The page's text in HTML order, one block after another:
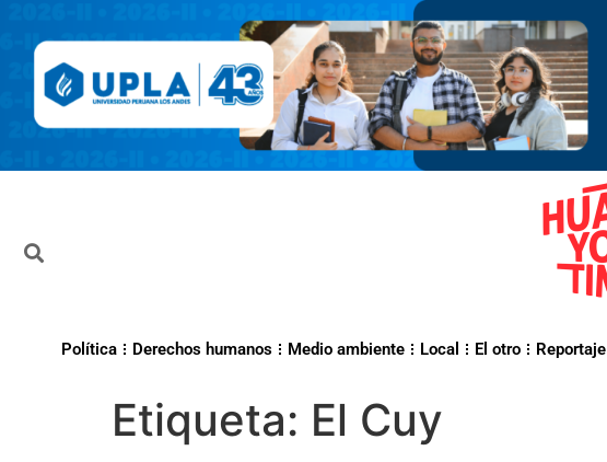
Política Derechos humanos Medio ambiente Local El otro
Etiqueta: El Cuy